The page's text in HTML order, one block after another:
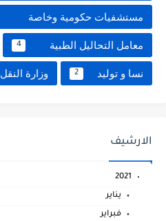
مستشفيات حكومية وخاصة
معامل التحاليل الطبية 4
نسا و توليد 2 وزارة النقل
الارشيف
2021
يناير
فبراير